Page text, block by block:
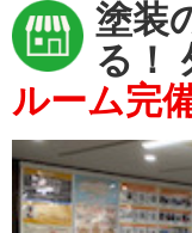
塗装
る！
ルーム完